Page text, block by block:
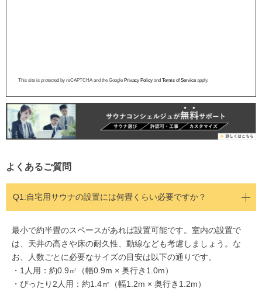
This site is protected by reCAPTCHA and the Google Privacy Policy and Terms of Service apply.
よくあるご質問
Q1:自宅用サウナの設置には何畳くらい必要ですか？
最小で約半畳のスペースがあれば設置可能です。室内の設置で
は、天井の高さや床の耐久性、動線なども考慮しましょう。な
お、人数ごとに必要なサイズの目安は以下の通りです。
・1人用：約0.9㎡（幅0.9m × 奥行き1.0m）
・ぴったり2人用：約1.4㎡（幅1.2m × 奥行き1.2m）